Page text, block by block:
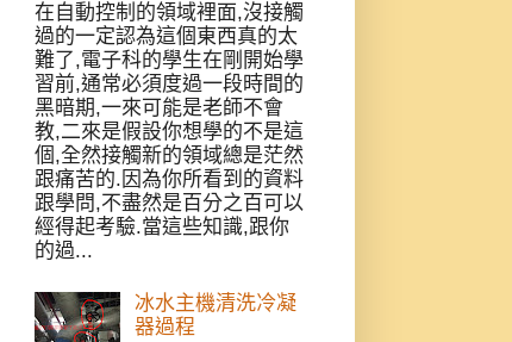
在自動控制的領域裡面,沒接觸
過的一定認為這個東西真的太
難了,電子科的學生在剛開始學
習前,通常必須度過一段時間的
黑暗期,一來可能是老師不會
教,二來是假設你想學的不是這
個,全然接觸新的領域總是茫然
跟痛苦的.因為你所看到的資料
跟學問,不盡然是百分之百可以
經得起考驗.當這些知識,跟你
的過...
冰水主機清洗冷凝
器過程